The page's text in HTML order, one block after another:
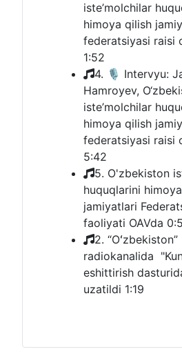
iste’molchilar
himoya qilish
federatsiyasi raisi
1:52
4. 🎙 Intervyu:
Hamroyev,
iste’molchilar
himoya qilish
federatsiyasi raisi
5:42
5. O'zbekiston
huquqlarini
jamiyatlari
faoliyati OAVda
2. “Oʻzbekiston”
radiokanalida
eshittirish
uzatildi 1:19